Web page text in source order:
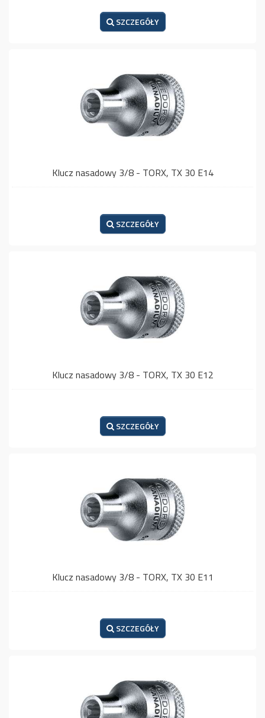
SZCZEGÓŁY
Klucz nasadowy 3/8 - TORX, TX 30 E14
SZCZEGÓŁY
Klucz nasadowy 3/8 - TORX, TX 30 E12
SZCZEGÓŁY
Klucz nasadowy 3/8 - TORX, TX 30 E11
SZCZEGÓŁY